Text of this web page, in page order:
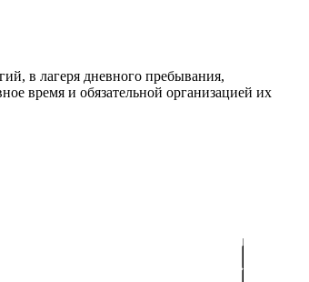
в лагеря дневного пребывания,
время и обязательной организацией их